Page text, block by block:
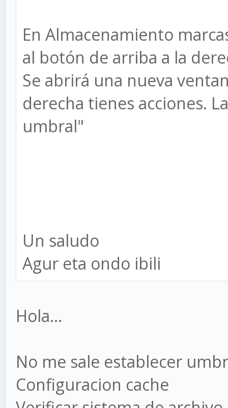
En Almacenamiento
al botón de arriba a la
Se abrirá una nueva
derecha tienes acciones.
umbral"
Un saludo
Agur eta ondo ibili
Hola...
No me sale establecer
Configuracion cache